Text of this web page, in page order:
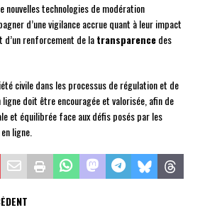
nouvelles technologies de modération
d’une vigilance accrue quant à leur impact
d’un renforcement de latransparencedes
civile dans les processus de régulation et de
doit être encouragée et valorisée, afin de
et équilibrée face aux défis posés par les
ligne.